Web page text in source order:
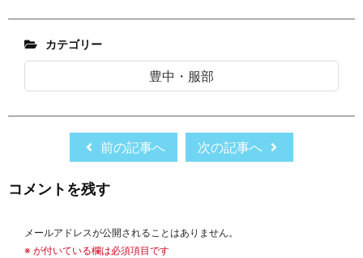
カテゴリー
豊中・服部
前の記事へ 次の記事へ
コメントを残す
メールアドレスが公開されることはありません。
※ が付いている欄は必須項目です